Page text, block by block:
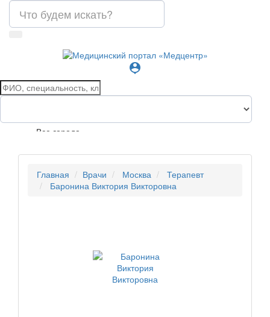
person_pin
Все города
Главная Врачи Москва
Терапевт
Баронина Виктория Викторовна